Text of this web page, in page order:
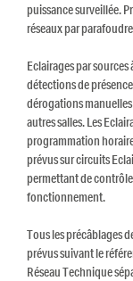
puissance surveillée.
réseaux par
Eclairages par
détections de
dérogations
autres salles. Les
programmation
prévus sur circuits
permettant de
fonctionnement.
Tous les précâblages
prévus suivant le
Réseau Technique